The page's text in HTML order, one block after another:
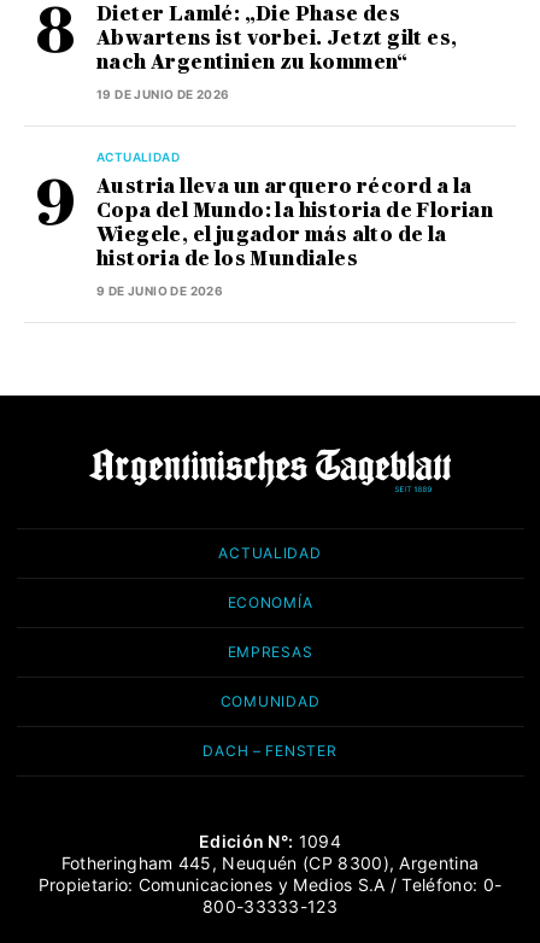
Dieter Lamlé: „Die Phase des
Abwartens ist vorbei. Jetzt gilt es,
nach Argentinien zu kommen“
19 DE JUNIO DE 2026
ACTUALIDAD
Austria lleva un arquero récord a la
Copa del Mundo: la historia de Florian
Wiegele, el jugador más alto de la
historia de los Mundiales
9 DE JUNIO DE 2026
ACTUALIDAD
ECONOMÍA
EMPRESAS
COMUNIDAD
DACH – FENSTER
Edición N°: 1094
Fotheringham 445, Neuquén (CP 8300), Argentina
Propietario: Comunicaciones y Medios S.A / Teléfono: 0-
800-33333-123